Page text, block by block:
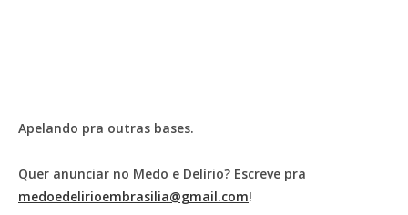
Apelando pra outras bases.
Quer anunciar no Medo e Delírio? Escreve pra
medoedelirioembrasilia@gmail.com!